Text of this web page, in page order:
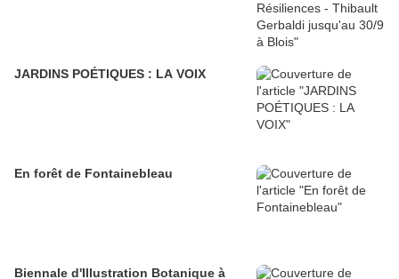
JARDINS POÉTIQUES : LA VOIX
En forêt de Fontainebleau
Biennale d'Illustration Botanique à